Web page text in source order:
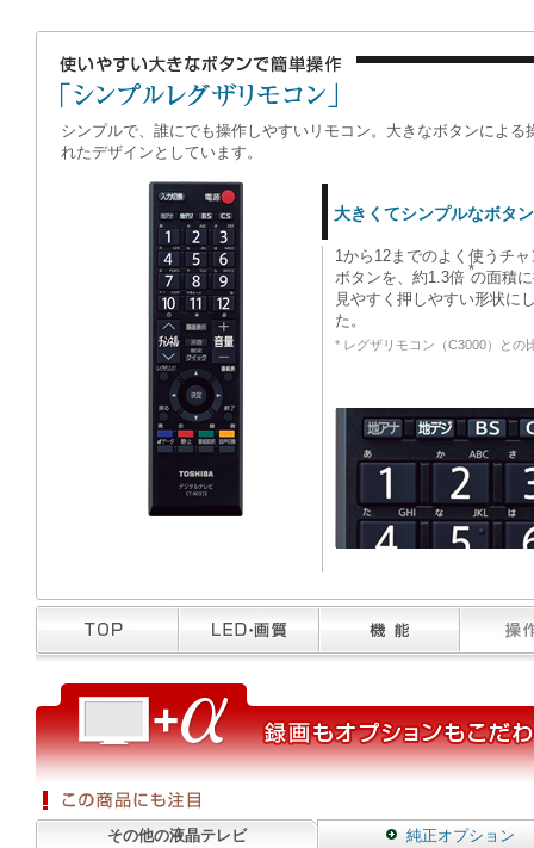
シンプルで、誰にでも操作しやすいリモコン。大きなボタンによ
れたデザインとしています。
大きくてシンプルなボタン
1から12までのよく使うチ
ボタンを、約1.3倍 *の面積
見やすく押しやすい形状に
た。
* レグザリモコン（C3000）との
その他の液晶テレビ 純正オプション